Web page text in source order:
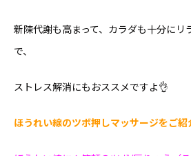
新陳代謝も高まって、カラダも十分にリ
で、
ストレス解消にもおススメですよ👌
ほうれい線のツボ押しマッサージをご紹